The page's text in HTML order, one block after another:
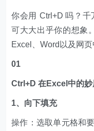
你会用 Ctrl+D 吗？
可大大出乎你的想象
Excel、Word以及网页
01
Ctrl+D 在Excel中的妙
1、向下填充
操作：选取单元格和